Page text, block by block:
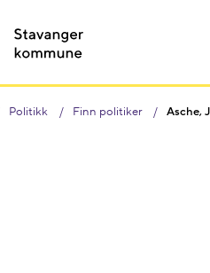
Politikk Finn politiker Asche,